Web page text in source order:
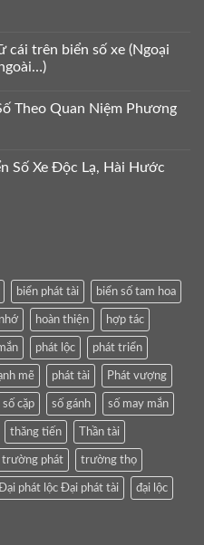
cái trên biển số xe (Ngoại
Theo Quan Niệm Phương
Số Xe Độc Lạ, Hài Hước
biển phát tài biển số tam hoa
hoàn thiện hợp tác
phát lộc phát triển
mẽ phát tài Phát vượng
số cặp số gánh số may mắn
thăng tiến Thần tài
trường phát trường thọ
phát lộc Đại phát tài đại lộc